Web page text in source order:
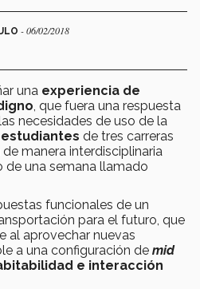
- 06/02/2018
una experiencia de
, que fuera una respuesta
necesidades de uso de la
estudiantes de tres carreras
manera interdisciplinaria
de una semana llamado
funcionales de un
para el futuro, que
al aprovechar nuevas
a una configuración de mid
e interacción